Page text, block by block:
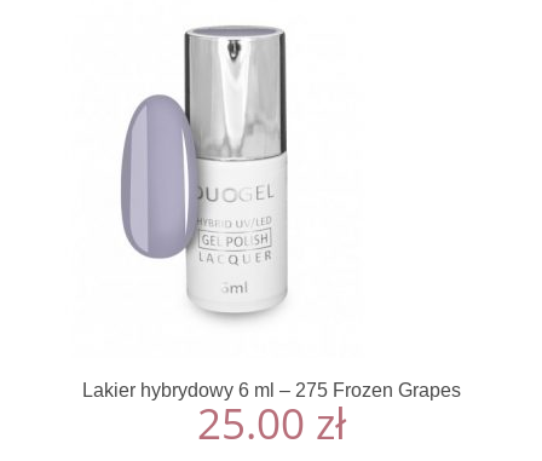
Lakier hybrydowy 6 ml – 275 Frozen Grapes
25.00 zł